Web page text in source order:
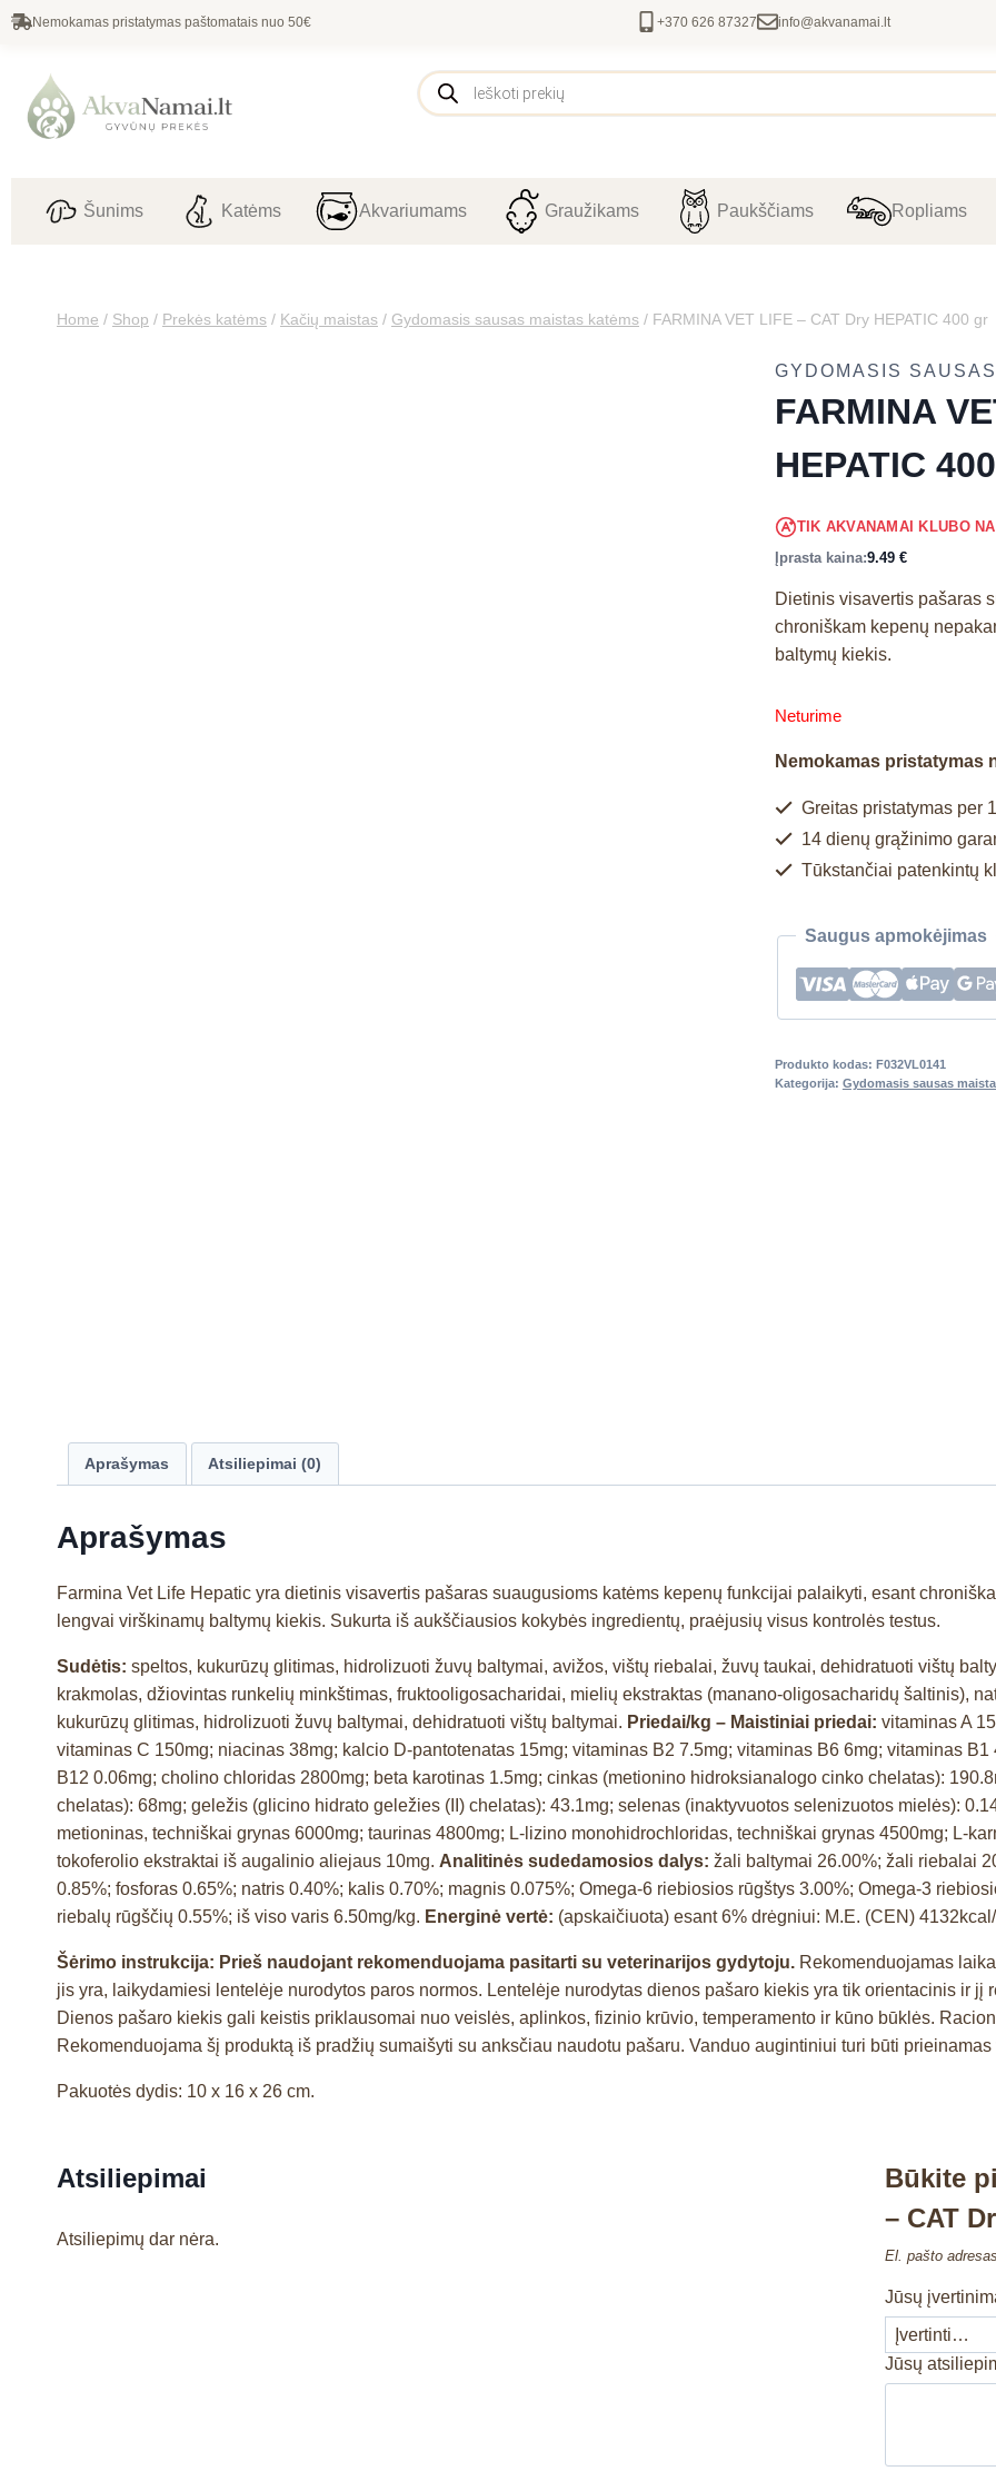
Nemokamas pristatymas paštomatais nuo 50€ +370 626 87327 info@akvanamai.lt
Šunims Katėms Akvariumams Graužikams Paukščiams Ropliams
Home / Shop / Prekės katėms / Kačių maistas / Gydomasis sausas maistas katėms / FARMINA VET LIFE – CAT Dry HEPATIC 400 gr
GYDOMASIS
FARMINA
HEPATIC
TIK AKVANAMAI KLUBO
Įprasta kaina:9.49 €
Dietinis visavertis pašaras
chroniškam kepenų
baltymų kiekis.
Neturime
Nemokamas pristatymas
Greitas pristatymas per
14 dienų grąžinimo
Tūkstančiai patenkintų
Saugus apmokėjimas
Produkto kodas: F032VL0141
Kategorija: Gydomasis sausas
Aprašymas Atsiliepimai (0)
Aprašymas
Farmina Vet Life Hepatic yra dietinis visavertis pašaras suaugusioms katėms kepenų funkcijai palaikyti, esant
lengvai virškinamų baltymų kiekis. Sukurta iš aukščiausios kokybės ingredientų, praėjusių visus kontrolės testus.
Sudėtis: speltos, kukurūzų glitimas, hidrolizuoti žuvų baltymai, avižos, vištų riebalai, žuvų taukai, dehidratuoti vištų
krakmolas, džiovintas runkelių minkštimas, fruktooligosacharidai, mielių ekstraktas (manano-oligosacharidų šaltinis),
kukurūzų glitimas, hidrolizuoti žuvų baltymai, dehidratuoti vištų baltymai. Priedai/kg – Maistiniai priedai: vitaminas A
vitaminas C 150mg; niacinas 38mg; kalcio D-pantotenatas 15mg; vitaminas B2 7.5mg; vitaminas B6 6mg; vitaminas
B12 0.06mg; cholino chloridas 2800mg; beta karotinas 1.5mg; cinkas (metionino hidroksianalogo cinko chelatas):
chelatas): 68mg; geležis (glicino hidrato geležies (II) chelatas): 43.1mg; selenas (inaktyvuotos selenizuotos mielės):
metioninas, techniškai grynas 6000mg; taurinas 4800mg; L-lizino monohidrochloridas, techniškai grynas 4500mg; L-
tokoferolio ekstraktai iš augalinio aliejaus 10mg. Analitinės sudedamosios dalys: žali baltymai 26.00%; žali riebalai
0.85%; fosforas 0.65%; natris 0.40%; kalis 0.70%; magnis 0.075%; Omega-6 riebiosios rūgštys 3.00%; Omega-3
riebalų rūgščių 0.55%; iš viso varis 6.50mg/kg. Energinė vertė: (apskaičiuota) esant 6% drėgniui: M.E. (CEN)
Šėrimo instrukcija: Prieš naudojant rekomenduojama pasitarti su veterinarijos gydytoju. Rekomenduojamas
jis yra, laikydamiesi lentelėje nurodytos paros normos. Lentelėje nurodytas dienos pašaro kiekis yra tik orientacinis ir jį
Dienos pašaro kiekis gali keistis priklausomai nuo veislės, aplinkos, fizinio krūvio, temperamento ir kūno būklės.
Rekomenduojama šį produktą iš pradžių sumaišyti su anksčiau naudotu pašaru. Vanduo augintiniui turi būti prieinamas
Pakuotės dydis: 10 x 16 x 26 cm.
Atsiliepimai
Atsiliepimų dar nėra.
Būkite
– CAT
El. pašto
Jūsų
Jūsų